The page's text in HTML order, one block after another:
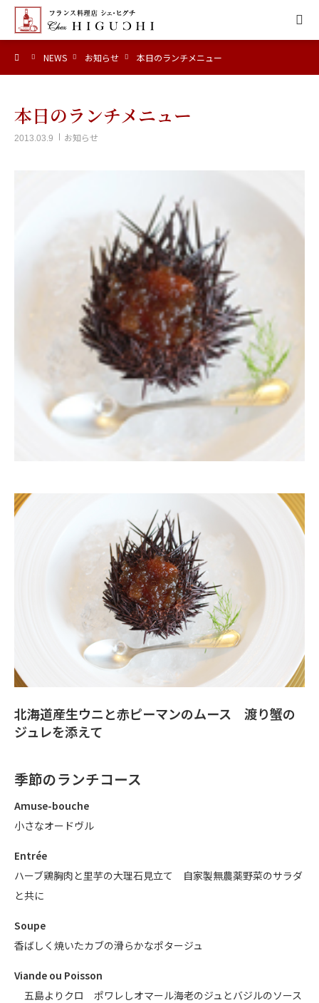
NEWS お知らせ 本日のランチメニュー
本日のランチメニュー
2013.03.9 お知らせ
北海道産生ウニと赤ピーマンのムース 渡り蟹の
ジュレを添えて
季節のランチコース
Amuse-bouche
小さなオードヴル
Entrée
ハーブ鶏胸肉と里芋の大理石見立て 自家製無農薬野菜のサラダ
と共に
Soupe
香ばしく焼いたカブの滑らかなポタージュ
Viande ou Poisson
五島よりクロ ポワレしオマール海老のジュとバジルのソース
HOME
MENU
CALENDAR